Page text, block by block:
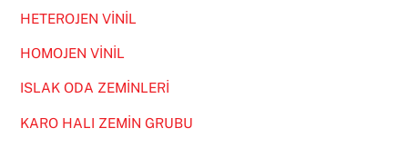
HETEROJEN VİNİL
HOMOJEN VİNİL
ISLAK ODA ZEMİNLERİ
KARO HALI ZEMİN GRUBU